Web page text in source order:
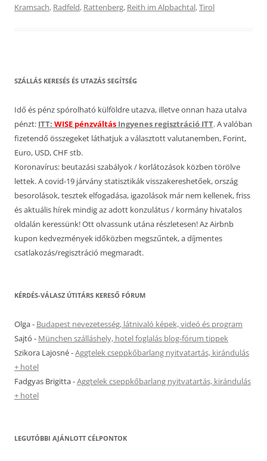
Kramsach, Radfeld, Rattenberg, Reith im Alpbachtal,Tirol
SZÁLLÁS KERESÉS ÉS UTAZÁS SEGÍTSÉG
Idő és pénz spórolható külföldre utazva, illetve onnan haza utalva
pénzt: ITT: WISE pénzváltás Ingyenes regisztráció ITT. A valóban
fizetendő összegeket láthatjuk a választott valutanemben, Forint,
Euro, USD, CHF stb.
Koronavírus: beutazási szabályok / korlátozások közben törölve
lettek. A covid-19 járvány statisztikák visszakereshetőek, ország
besorolások, tesztek elfogadása, igazolások már nem kellenek, friss
és aktuális hírek mindig az adott konzulátus / kormány hivatalos
oldalán keressünk! Ott olvassunk utána részletesen! Az Airbnb
kupon kedvezmények időközben megszűntek, a díjmentes
csatlakozás/regisztráció megmaradt.
KÉRDÉS-VÁLASZ ÚTITÁRS KERESŐ FÓRUM
Olga- Budapest nevezetesség, látnivaló képek, videó és program
Sajtó - München szálláshely, hotel foglalás blog-fórum tippek
Szikora Lajosné-Aggtelek cseppkőbarlang nyitvatartás, kirándulás
+ hotel
Fadgyas Brigitta-Aggtelek cseppkőbarlang nyitvatartás, kirándulás
+ hotel
LEGUTÓBBI AJÁNLOTT CÉLPONTOK